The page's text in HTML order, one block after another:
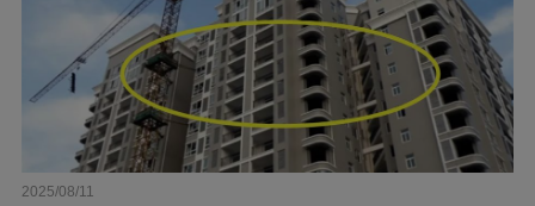
2025/08/11